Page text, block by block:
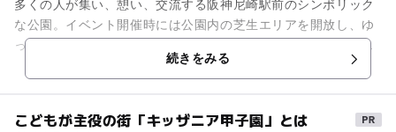
多くの人が集い、憩い、交流する阪神尼崎駅前のシンボリック
な公園。イベント開催時には公園内の芝生エリアを開放し、ゆ
っくりとした時間を過ごせます。週末を中心にキッチンカーの
出店やマルシェイベントも開...続きをみる
こどもが主役の街「キッザニア甲子園」とは